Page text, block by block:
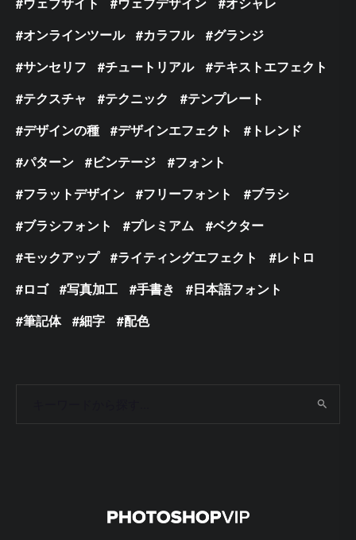
オンラインツール
カラフル
グランジ
サンセリフ
チュートリアル
テキストエフェクト
テクスチャ
テクニック
テンプレート
デザインの種
デザインエフェクト
トレンド
パターン
ビンテージ
フォント
フラットデザイン
フリーフォント
ブラシ
ブラシフォント
プレミアム
ベクター
モックアップ
ライティングエフェクト
レトロ
ロゴ
写真加工 手書き
日本語フォント
筆記体
細字 配色